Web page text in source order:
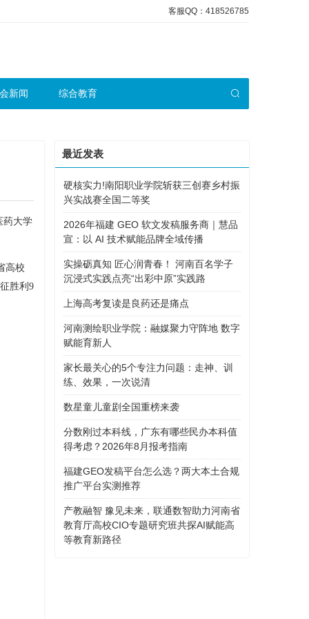
客服QQ：418526785
新闻 综合教育
药大学
高校
胜利9
最近发表
硬核实力!南阳职业学院斩获三创赛乡村振
兴实战赛全国二等奖
2026年福建 GEO 软文发稿服务商｜慧品
宣：以 AI 技术赋能品牌全域传播
实操砺真知 匠心润青春！ 河南百名学子
沉浸式实践点亮“出彩中原”实践路
上海高考复读是良药还是痛点
河南测绘职业学院：融媒聚力守阵地 数字
赋能育新人
家长最关心的5个专注力问题：走神、训
练、效果，一次说清
数星童儿童剧全国重榜来袭
分数刚过本科线，广东有哪些民办本科值
得考虑？2026年8月报考指南
福建GEO发稿平台怎么选？两大本土合规
推广平台实测推荐
产教融智 豫见未来，联通数智助力河南省
教育厅高校CIO专题研究班共探AI赋能高
等教育新路径